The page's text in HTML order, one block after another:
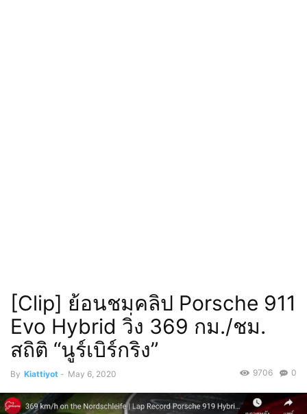
[Clip] ย้อนชมคลิป Porsche 911
Evo Hybrid วิ่ง 369 กม./ชม.
สถิติ “นูร์เบิร์กริง”
By Kiattiyot - May 6, 2020 0
9706